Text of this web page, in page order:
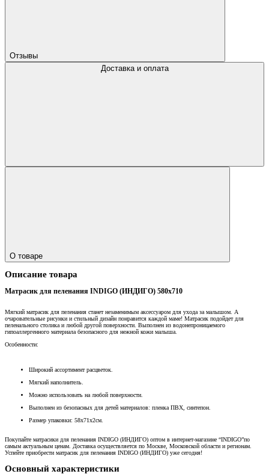
Отзывы
Доставка и оплата
О товаре
Описание товара
Матрасик для пеленания INDIGO (ИНДИГО) 580х710
Мягкий матрасик для пеленания станет незаменимым аксессуаром для ухода за малышом. А
очаровательные рисунки и стильный дизайн понравится каждой маме! Матрасик подойдет для
пеленального столика и любой другой поверхности. Выполнен из водонепроницаемого
гипоаллергенного материала безопасного для нежной кожи малыша.
Особенности:
Широкий ассортимент расцветок.
Мягкий наполнитель.
Можно использовать на любой поверхности.
Выполнен из безопасных для детей материалов: пленка ПВХ, синтепон.
Размер упаковки: 58х71х2см.
Покупайте матрасики для пеленания INDIGO (ИНДИГО) оптом в интернет-магазине “INDIGO”по
самым актуальным ценам. Доставка осуществляется по Москве, Московской области и регионам.
Успейте приобрести матрасик для пеленания INDIGO (ИНДИГО) уже сегодня!
Основный характеристики